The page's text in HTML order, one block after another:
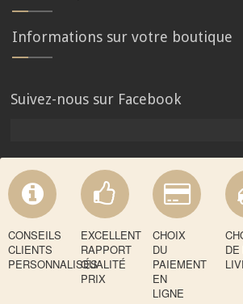
Informations sur votre boutique
Suivez-nous sur Facebook
CONSEILS
CLIENTS
PERSONNALISÉS
EXCELLENT
RAPPORT
QUALITÉ
PRIX
CHOIX
DU
PAIEMENT
EN
LIGNE
DE